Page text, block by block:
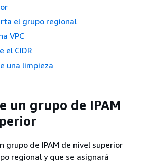
el grupo regional
VPC
el CIDR
una limpieza
un grupo de IPAM
grupo de IPAM de nivel superior
regional y que se asignará